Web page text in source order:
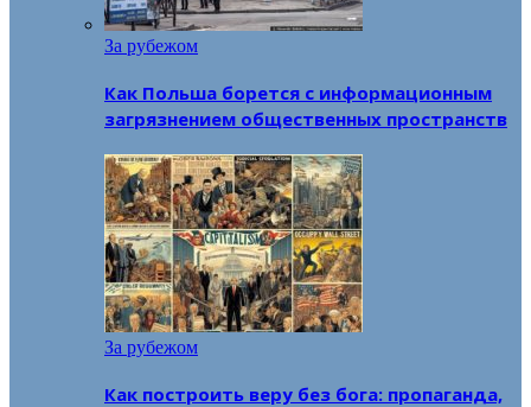
За рубежом
Как Польша борется с информационным
загрязнением общественных пространств
За рубежом
Как построить веру без бога: пропаганда,